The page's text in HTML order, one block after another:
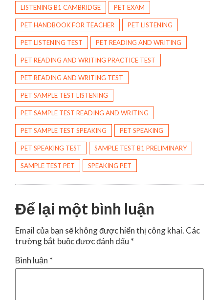
LISTENING B1 CAMBRIDGE PET EXAM
PET HANDBOOK FOR TEACHER PET LISTENING
PET LISTENING TEST PET READING AND WRITING
PET READING AND WRITING PRACTICE TEST
PET READING AND WRITING TEST
PET SAMPLE TEST LISTENING
PET SAMPLE TEST READING AND WRITING
PET SAMPLE TEST SPEAKING PET SPEAKING
PET SPEAKING TEST SAMPLE TEST B1 PRELIMINARY
SAMPLE TEST PET SPEAKING PET
Để lại một bình luận
Email của bạn sẽ không được hiển thị công khai. Các
trường bắt buộc được đánh dấu *
Bình luận *